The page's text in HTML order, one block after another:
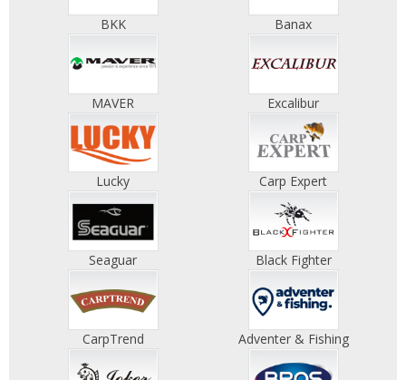
BKK Banax
MAVER Excalibur
Lucky Carp Expert
Seaguar Black Fighter
CarpTrend Adventer & Fishing